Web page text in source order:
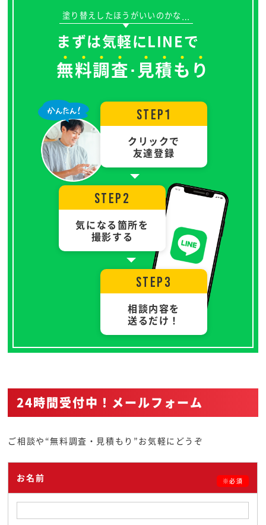
塗り替えしたほうがいいのかな…
まずは気軽にLINEで
無料調査･ 見積も り
STEP1
クリックで
友達登録
STEP2
気になる箇所を
撮影する
STEP3
相談内容を
送るだけ！
24時間受付中！メールフォーム
ご相談や“無料調査・見積もり”お気軽にどうぞ
お名前 ※必須